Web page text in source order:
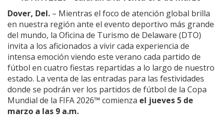
Dover, Del. – Mientras el foco de atención global brilla
en nuestra región ante el evento deportivo más grande
del mundo, la Oficina de Turismo de Delaware (DTO)
invita a los aficionados a vivir cada experiencia de
intensa emoción viendo este verano cada partido de
fútbol en cuatro fiestas repartidas a lo largo de nuestro
estado. La venta de las entradas para las festividades
donde se podrán ver los partidos de fútbol de la Copa
Mundial de la FIFA 2026™ comienza el jueves 5 de
marzo a las 9 a.m.